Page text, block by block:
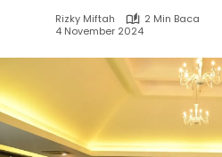
Rizky Miftah
2 Min Baca
4 November 2024